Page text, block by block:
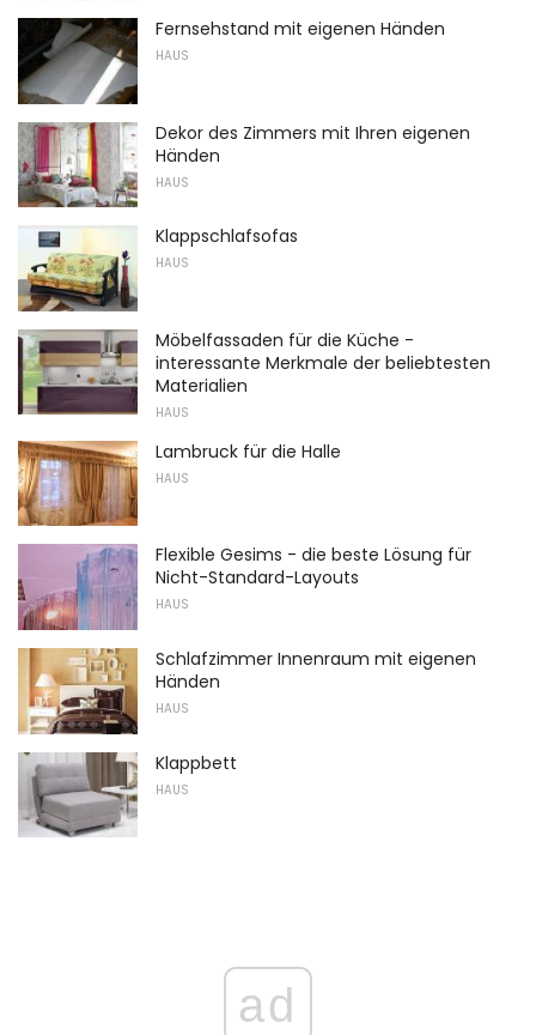
Fernsehstand mit eigenen Händen
HAUS
Dekor des Zimmers mit Ihren eigenen
Händen
HAUS
Klappschlafsofas
HAUS
Möbelfassaden für die Küche -
interessante Merkmale der beliebtesten
Materialien
HAUS
Lambruck für die Halle
HAUS
Flexible Gesims - die beste Lösung für
Nicht-Standard-Layouts
HAUS
Schlafzimmer Innenraum mit eigenen
Händen
HAUS
Klappbett
HAUS
ad